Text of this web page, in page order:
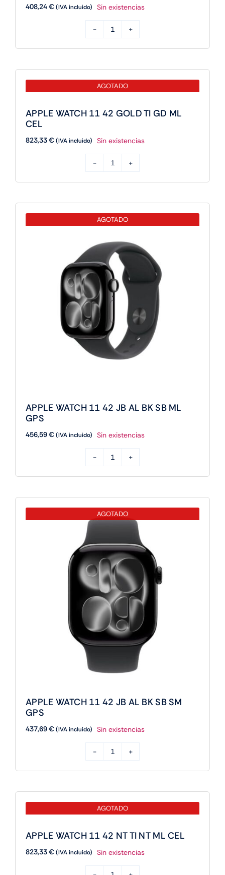
ML
408,24€(IVA incluido) Sin existencias
WATCH
RG
LB
SM
AGOTADO
APPLE WATCH 11 42 GOLD TI GD ML
CEL
823,33€(IVA incluido) Sin existencias
WATCH
GOLD
GD
ML
CEL
cantidad
AGOTADO
APPLE WATCH 11 42 JB AL BK SB ML
GPS
456,59€(IVA incluido) Sin existencias
WATCH
JB
BK
SB
ML
GPS
cantidad
AGOTADO
APPLE WATCH 11 42 JB AL BK SB SM
GPS
437,69€(IVA incluido) Sin existencias
WATCH
JB
BK
SB
AGOTADO
APPLE WATCH 11 42 NT TI NT ML CEL
823,33€(IVA incluido) Sin existencias